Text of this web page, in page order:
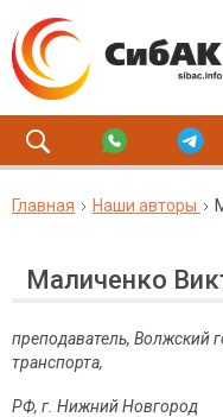
Главная Наши авторы
Маличенко
преподаватель, Волжский
транспорта,
РФ, г НижнийНовгород